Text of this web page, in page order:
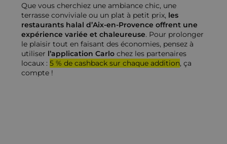
Que vous cherchiez une ambiance chic, une
terrasse conviviale ou un plat à petit prix, les
restaurants halal d’Aix-en-Provence offrent une
expérience variée et chaleureuse. Pour prolonger
le plaisir tout en faisant des économies, pensez à
utiliser l’application Carlo chez les partenaires
locaux :5 % de cashback sur chaque addition, ça
compte !